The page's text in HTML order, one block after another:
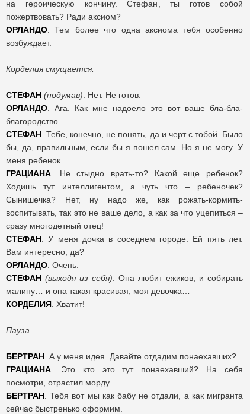
на героическую кончину. Стефан, ты готов собой
пожертвовать? Ради аксиом?
ОРЛАНДО . Тем более что одна аксиома тебя особенно
возбуждает.
Корделия смущается.
СТЕФАН (подумав) . Нет. Не готов.
ОРЛАНДО . Ага. Как мне надоело это вот ваше бла-бла-
благородство…
СТЕФАН . Тебе, конечно, не понять, да и черт с тобой. Было
бы, да, правильным, если бы я пошел сам. Но я не могу. У
меня ребенок.
ГРАЦИАНА . Не стыдно врать-то? Какой еще ребенок?
Ходишь тут интеллигентом, а чуть что – ребеночек?
Сынишечка? Нет, ну надо же, как рожать-кормить-
воспитывать, так это не ваше дело, а как за что уцепиться –
сразу многодетный отец!
СТЕФАН . У меня дочка в соседнем городе. Ей пять лет.
Вам интересно, да?
ОРЛАНДО . Очень.
СТЕФАН (выходя из себя) . Она любит ежиков, и собирать
малину… и она такая красивая, моя девочка…
КОРДЕЛИЯ . Хватит!
Пауза.
БЕРТРАН . А у меня идея. Давайте отдадим понаехавших?
ГРАЦИАНА . Это кто это тут понаехавший? На себя
посмотри, отрастил морду…
БЕРТРАН . Тебя вот мы как бабу не отдали, а как мигранта
сейчас быстренько оформим.